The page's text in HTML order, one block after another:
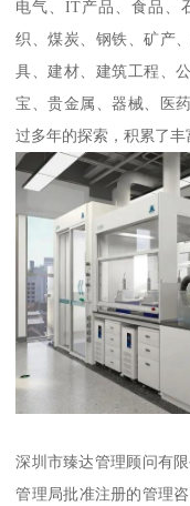
电气、IT产品、食品、
织、煤炭、钢铁、矿产
具、建材、建筑工程、
宝、贵金属、器械、医
过多年的探索，积累了丰
深圳市臻达管理顾问有
管理局批准注册的管理